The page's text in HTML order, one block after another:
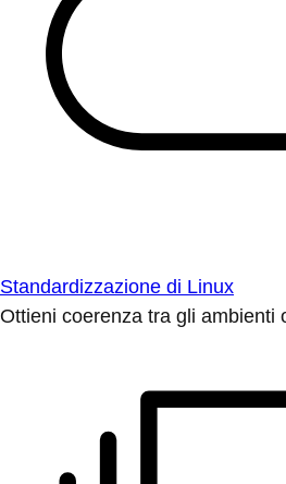
Standardizzazione di Linux
Ottieni coerenza tra gli ambienti